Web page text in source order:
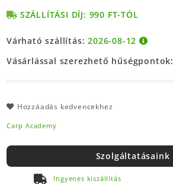
SZÁLLÍTÁSI DÍJ: 990 FT-TÓL
Várható szállítás:2026-08-12
Vásárlással szerezhető hűségpontok:
Hozzáadás kedvencekhez
Carp Academy
Szolgáltatásaink
Ingyenes kiszállítás